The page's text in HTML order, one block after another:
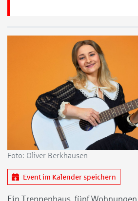
Foto: Oliver Berkhausen
Event im Kalender speichern